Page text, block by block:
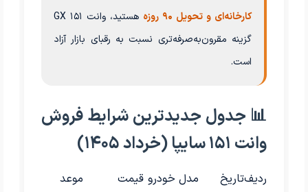
کارخانه‌ای و تحویل ۹۰ روزه
هستید، وانت ۱۵۱ GX
گزینه مقرون‌به‌صرفه‌تری نسبت به رقبای بازار آزاد
است.
📊 جدول جدیدترین شرایط فروش
وانت ۱۵۱ سایپا (خرداد ۱۴۰۵)
ردیفتاریخ
مدل خودرو قیمت
موعد